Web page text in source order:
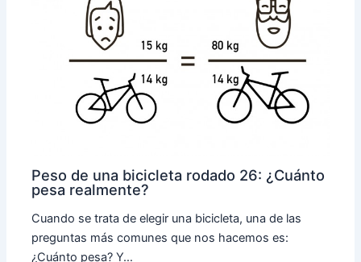
Peso de una bicicleta rodado 26: ¿Cuánto
pesa realmente?
Cuando se trata de elegir una bicicleta, una de las
preguntas más comunes que nos hacemos es:
¿Cuánto pesa? Y…